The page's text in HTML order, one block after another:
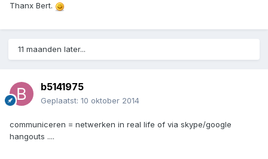
Thanx Bert.
11 maanden later...
b5141975
Geplaatst: 10 oktober 2014
communiceren = netwerken in real life of via skype/google
hangouts ....